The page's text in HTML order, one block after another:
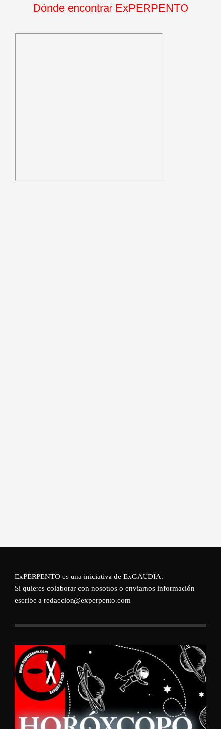
Dónde encontrar ExPERPENTO
ExPERPENTO es una iniciativa de ExGAUDIA.
Si quieres colaborar con nosotros o enviarnos información
escribe a redaccion@experpento.com